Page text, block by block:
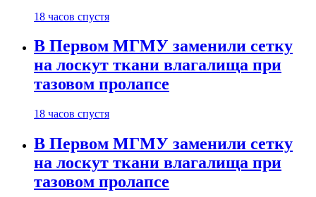
18 часов спустя
В Первом МГМУ заменили сетку
на лоскут ткани влагалища при
тазовом пролапсе
18 часов спустя
В Первом МГМУ заменили сетку
на лоскут ткани влагалища при
тазовом пролапсе